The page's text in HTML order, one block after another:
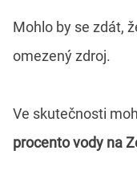
Mohlo by se zdát,
omezený zdroj.
Ve skutečnosti
procento vody na